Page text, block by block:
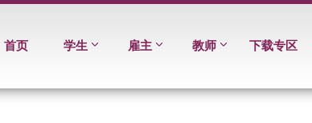
首页 学生 雇主 教师 下载专区